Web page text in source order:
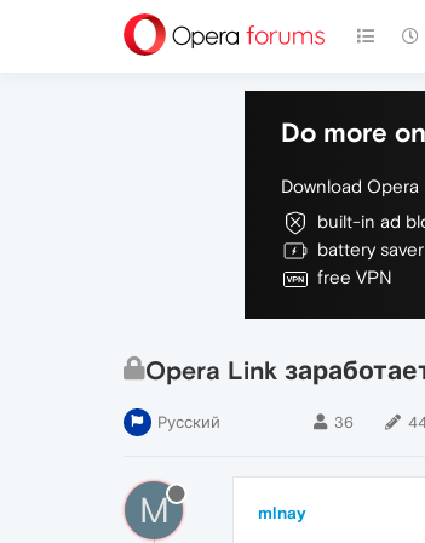
Do more
Download Opera
built-in ad
battery saver
free VPN
Opera Link
Русский 36
M mlnay